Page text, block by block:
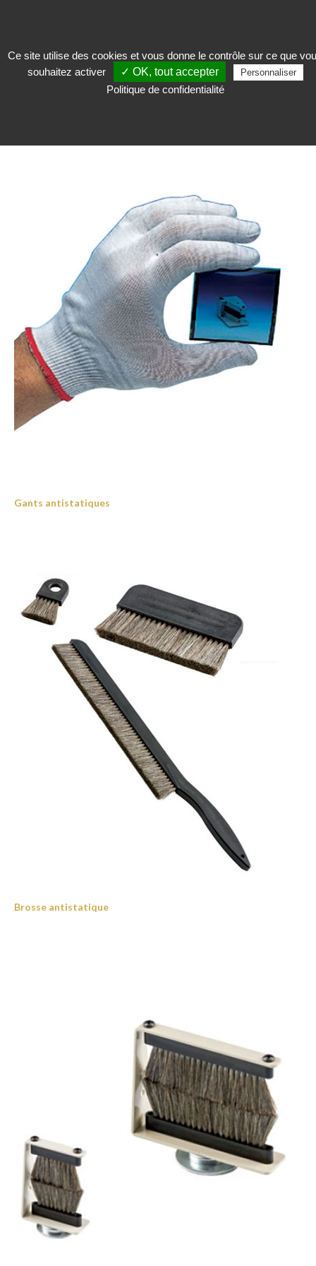
Protection et nettoyage>Solution antistatique
Gants antistatiques
Brosse antistatique
Ce site utilise des cookies et vous donne le contrôle sur ce que
souhaitez activer
✓ OK, tout accepter Personnaliser
Politique de confidentialité